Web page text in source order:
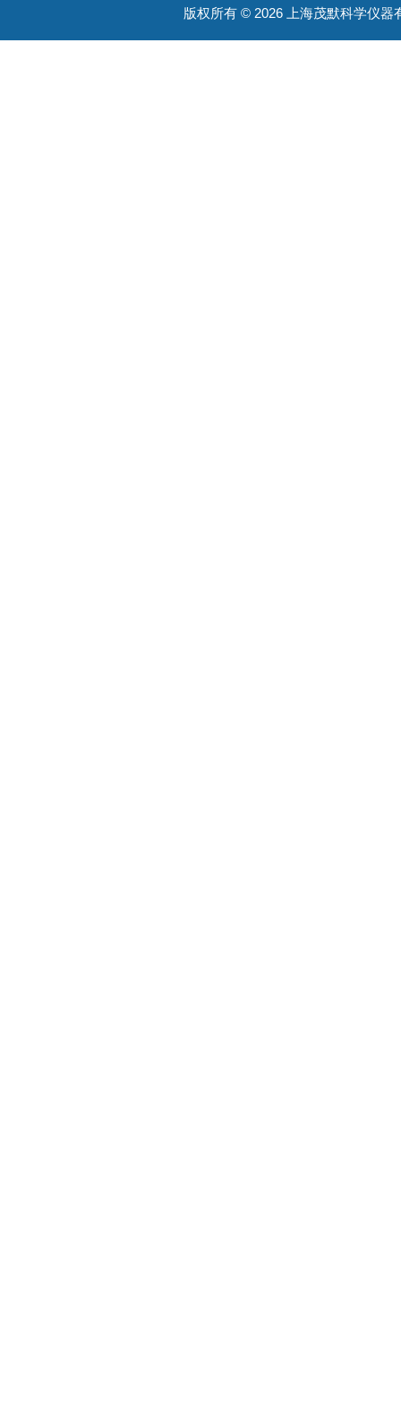
版权所有 © 2026 上海茂默科学仪